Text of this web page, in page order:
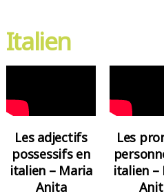
Italien
Les adjectifs
possessifs en
italien – Maria
Anita
Les
italien –